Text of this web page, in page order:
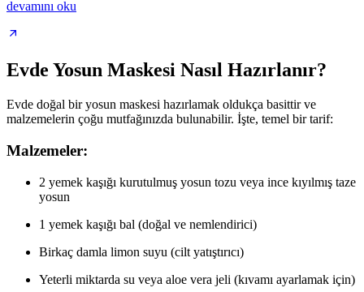
devamını oku
Evde Yosun Maskesi Nasıl Hazırlanır?
Evde doğal bir yosun maskesi hazırlamak oldukça basittir ve
malzemelerin çoğu mutfağınızda bulunabilir. İşte, temel bir tarif:
Malzemeler:
2 yemek kaşığı kurutulmuş yosun tozu veya ince kıyılmış taze
yosun
1 yemek kaşığı bal (doğal ve nemlendirici)
Birkaç damla limon suyu (cilt yatıştırıcı)
Yeterli miktarda su veya aloe vera jeli (kıvamı ayarlamak için)